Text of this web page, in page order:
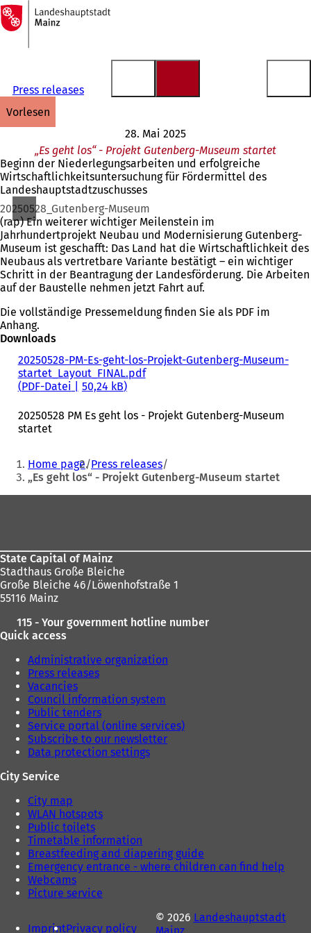
Inhalt anspringen
Zur
Startseite
Press releases
vorlesen
28. Mai 2025
„Es geht los“ - Projekt Gutenberg-Museum startet
Beginn der Niederlegungsarbeiten und erfolgreiche
Wirtschaftlichkeitsuntersuchung für Fördermittel des
Landeshauptstadtzuschusses
20250528_Gutenberg-Museum
(rap) Ein weiterer wichtiger Meilenstein im
Jahrhundertprojekt Neubau und Modernisierung Gutenberg-
Museum ist geschafft: Das Land hat die Wirtschaftlichkeit des
Neubaus als vertretbare Variante bestätigt – ein wichtiger
Schritt in der Beantragung der Landesförderung. Die Arbeiten
auf der Baustelle nehmen jetzt Fahrt auf.
Die vollständige Pressemeldung finden Sie als PDF im
Anhang.
Downloads
20250528-PM-Es-geht-los-Projekt-Gutenberg-Museum-
startet_Layout_FINAL.pdf
PDF-Datei 50,24 kB
20250528 PM Es geht los - Projekt Gutenberg-Museum
startet
Sie
befinden
sich
Home page Press releases
„Es geht los“ - Projekt Gutenberg-Museum startet
State Capital of Mainz
Stadthaus Große Bleiche
Große Bleiche 46/Löwenhofstraße 1
55116 Mainz
115 - Your government hotline number
Quick access
Administrative organization
Press releases
Vacancies
Council information system
Public tenders
Service portal (online services)
Subscribe to our newsletter
Data protection settings
City Service
City map
WLAN hotspots
Public toilets
Timetable information
Breastfeeding and diapering guide
Emergency entrance - where children can find help
Webcams
Picture service
ImprintPrivacy policy
© 2026 Landeshauptstadt